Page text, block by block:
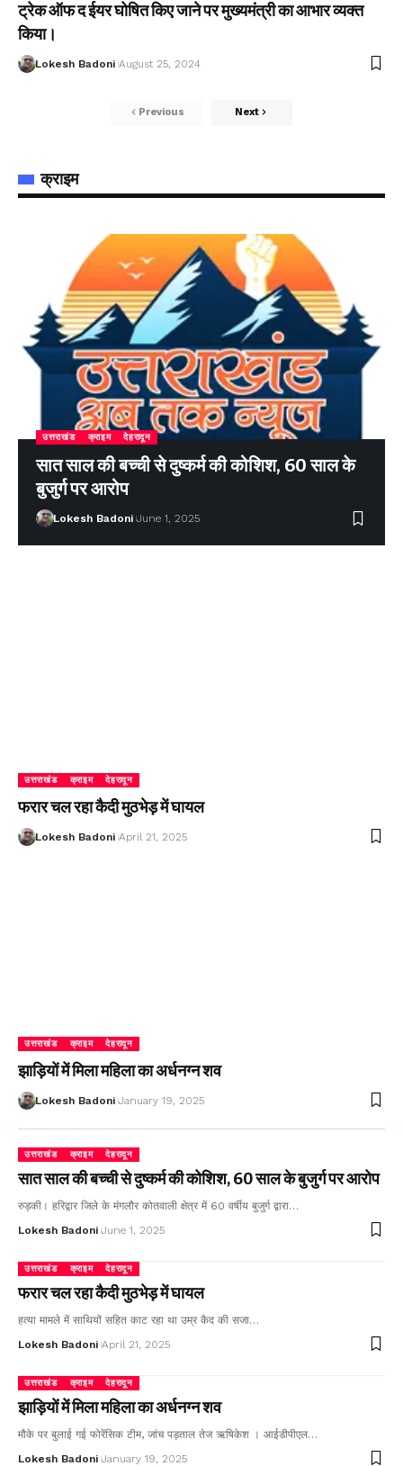
ट्रेक ऑफ द ईयर घोषित किए जाने पर मुख्यमंत्री का आभार व्यक्त
किया।
Lokesh Badoni August 25, 2024
Previous Next
क्राइम
उत्तराखंड क्राइम देहरादून
सात साल की बच्ची से दुष्कर्म की कोशिश, 60 साल के
बुजुर्ग पर आरोप
Lokesh Badoni June 1, 2025
उत्तराखंड क्राइम देहरादून
फरार चल रहा कैदी मुठभेड़ में घायल
Lokesh Badoni April 21, 2025
उत्तराखंड क्राइम देहरादून
झाड़ियों में मिला महिला का अर्धनग्न शव
Lokesh Badoni January 19, 2025
उत्तराखंड क्राइम देहरादून
सात साल की बच्ची से दुष्कर्म की कोशिश, 60 साल के बुजुर्ग पर आरोप
रुड़की। हरिद्वार जिले के मंगलौर कोतवाली क्षेत्र में 60 वर्षीय बुजुर्ग द्वारा…
Lokesh Badoni June 1, 2025
उत्तराखंड क्राइम देहरादून
फरार चल रहा कैदी मुठभेड़ में घायल
हत्या मामले में साथियों सहित काट रहा था उम्र कैद की सजा…
Lokesh Badoni April 21, 2025
उत्तराखंड क्राइम देहरादून
झाड़ियों में मिला महिला का अर्धनग्न शव
मौके पर बुलाई गई फोरेंसिक टीम, जांच पड़ताल तेज ऋषिकेश । आईडीपीएल…
Lokesh Badoni January 19, 2025